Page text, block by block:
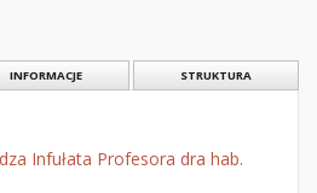
INFORMACJE STRUKTURA
Infułata Profesora dra hab.